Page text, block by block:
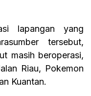
lapangan yang
tersebut,
masih beroperasi,
Riau, Pokemon
Kuantan.